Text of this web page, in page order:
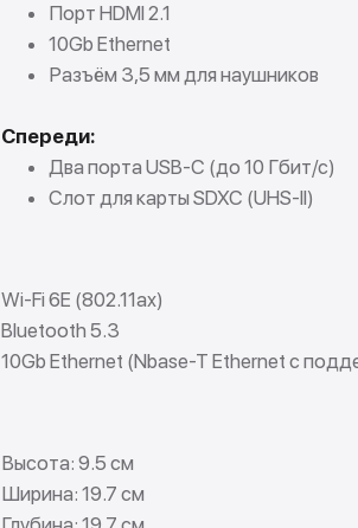
Порт HDMI 2.1
10Gb Ethernet
Разъём 3,5 мм для наушников
Спереди:
Два порта USB-C (до 10 Гбит/с)
Слот для карты SDXC (UHS-II)
Wi-Fi 6E (802.11ax)
Bluetooth 5.3
10Gb Ethernet (Nbase-T Ethernet с
Высота: 9.5 см
Ширина: 19.7 см